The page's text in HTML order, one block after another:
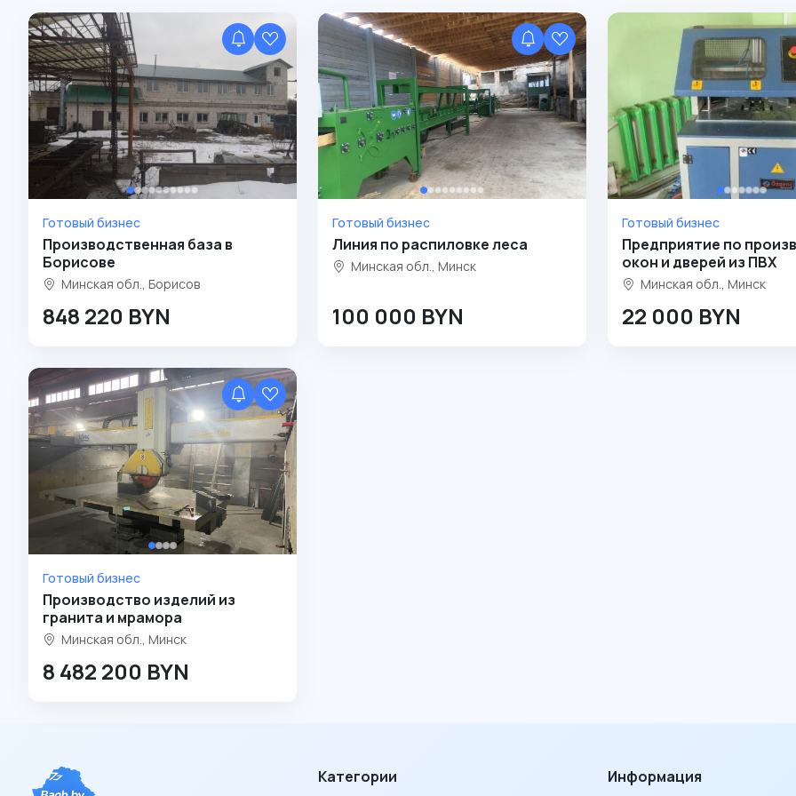
Готовый бизнес
Производственная база в
Борисове
Минская обл., Борисов
848 220 BYN
Готовый бизнес
Линия по распиловке леса
Минская обл., Минск
100 000 BYN
Готовый бизнес
Предприятие по
окон и дверей из ПВХ
Минская обл., Минск
22 000 BYN
Готовый бизнес
Производство изделий из
гранита и мрамора
Минская обл., Минск
8 482 200 BYN
Категории Информация